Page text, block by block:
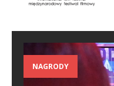
NAGRODY